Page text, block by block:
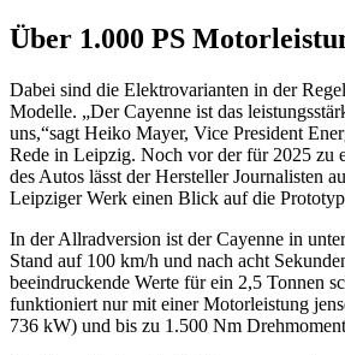
Über 1.000 PS
Dabei sind die Elektrovarianten in der
Modelle. „Der Cayenne ist das
uns,“sagt Heiko Mayer, Vice President
Rede in Leipzig. Noch vor der für 2025 zu
des Autos lässt der Hersteller Journalisten
Leipziger Werk einen Blick auf die
In der Allradversion ist der Cayenne in
Stand auf 100 km/h und nach acht
beeindruckende Werte für ein 2,5 Tonnen
funktioniert nur mit einer Motorleistung
736 kW) und bis zu 1.500 Nm